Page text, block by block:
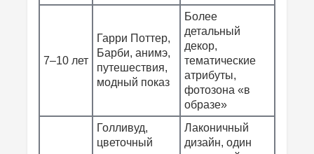
7–10 лет
Гарри Поттер,
Барби, анимэ,
путешествия,
модный показ
Более
детальный
декор,
тематические
атрибуты,
фотозона «в
образе»
Голливуд,
цветочный
Лаконичный
дизайн, один